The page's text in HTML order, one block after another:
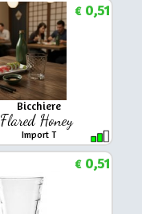
Bicchiere
Flared Honey
Import T
€0,51
€0,51